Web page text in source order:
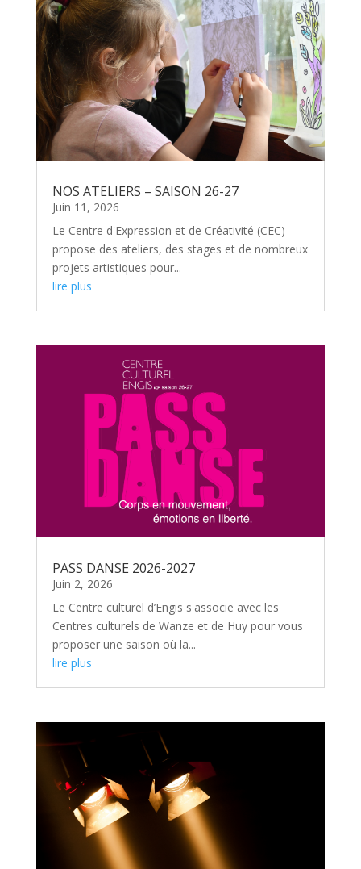
NOS ATELIERS – SAISON 26-27
Juin 11, 2026
Le Centre d'Expression et de Créativité (CEC)
propose des ateliers, des stages et de nombreux
projets artistiques pour...
lire plus
PASS DANSE 2026-2027
Juin 2, 2026
Le Centre culturel d’Engis s'associe avec les
Centres culturels de Wanze et de Huy pour vous
proposer une saison où la...
lire plus